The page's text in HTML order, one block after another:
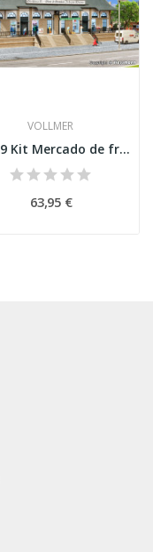
VOLLMER
43629 Kit Mercado de frutas e vegetais Esc H0
63,95 €